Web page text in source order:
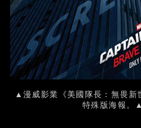
▲漫威影業《美國隊長：無畏
特殊版海報。▲